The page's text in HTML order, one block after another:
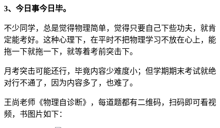
3、今日事今日毕。
不少同学，总是觉得物理简单，觉得只要自己下些功夫，就肯
定能考好。这种心理下，在平时不把物理学习不放在心上，能
拖一下就拖一下，就等着考前突击下。
月考突击可能还行，毕竟内容少难度小；但学期期末考试就绝
对行不通了，因为内容多了，也难了。
王尚老师《物理自诊断》，每道题都有二维码，扫码即可看视
频，书图片如下：